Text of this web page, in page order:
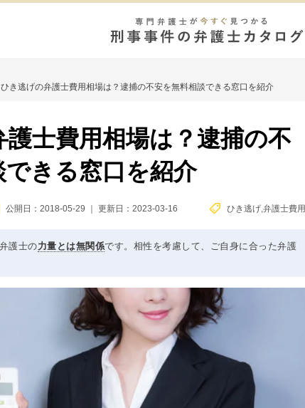
ひき逃げの弁護士費用相場は？逮捕の不安を無料相談できる窓口を紹介
士費用相場は？逮捕の不
きる窓口を紹介
公開日：2018-05-29 更新日：2023-03-16 ひき逃げ ,弁護士費用
護士の力量とは無関係です。相性を考慮して、ご自身に合った弁護